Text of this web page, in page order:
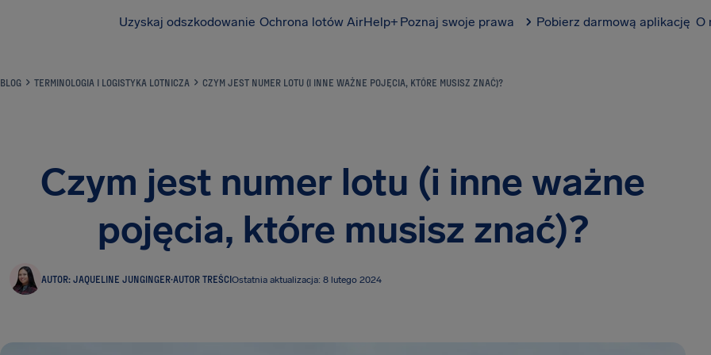
Uzyskaj odszkodowanie Ochrona lotów AirHelp+ Poznaj swoje prawa Pobierz darmową aplikację O
BLOG TERMINOLOGIA I LOGISTYKA LOTNICZA CZYM JEST NUMER LOTU (I INNE WAŻNE POJĘCIA, KTÓRE MUSISZ ZNAĆ)?
Czym jest numer lotu (i inne ważne
pojęcia, które musisz znać)?
AUTOR: JAQUELINE JUNGINGER·AUTOR TREŚCIOstatnia aktualizacja: 8 lutego 2024